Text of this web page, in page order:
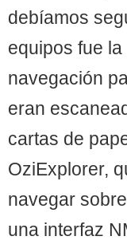
debíamos
equipos fue
navegación
eran
cartas de
OziExplorer,
navegar
una interfaz